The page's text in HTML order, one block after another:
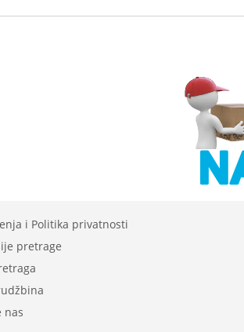
i Politika privatnosti
pretrage
nas